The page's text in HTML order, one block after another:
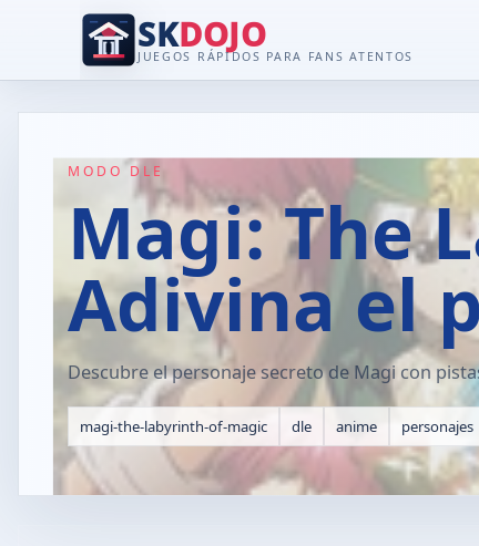
SKDOJO
JUEGOS RÁPIDOS PARA FANS ATENTOS
MODO DLE
Magi: The
Adivina el
Descubre el personaje secreto de Magi con
magi-the-labyrinth-of-magic dle anime personajes